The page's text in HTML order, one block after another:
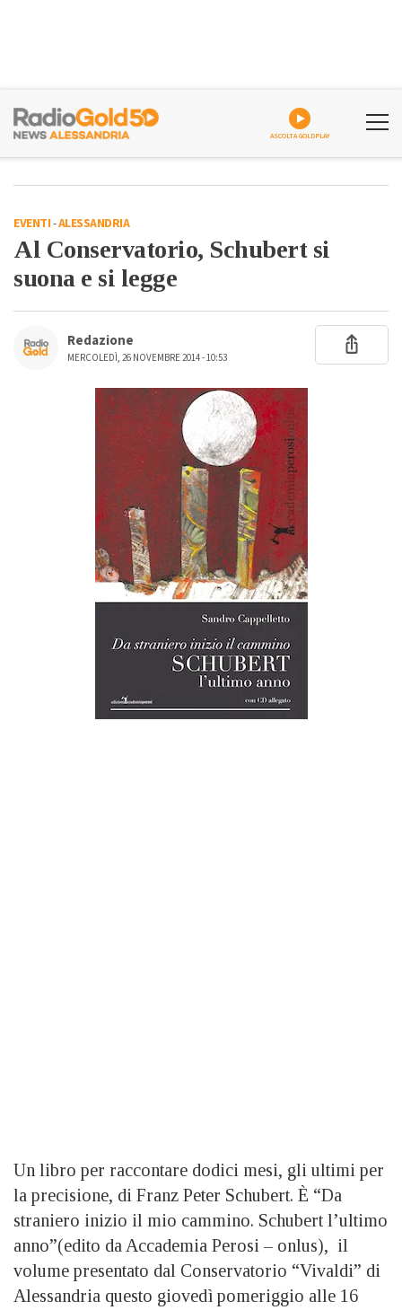
ASCOLTA GOLDPLAY
EVENTI-ALESSANDRIA
Al Conservatorio, Schubert si
suona e si legge
Redazione
MERCOLEDÌ, 26 NOVEMBRE 2014 - 10:53
Un libro per raccontare dodici mesi, gli ultimi per
la precisione, di Franz Peter Schubert. È “Da
straniero inizio il mio cammino. Schubert l’ultimo
anno”(edito da Accademia Perosi – onlus), il
volume presentato dal Conservatorio “Vivaldi” di
Alessandria questo giovedì pomeriggio alle 16